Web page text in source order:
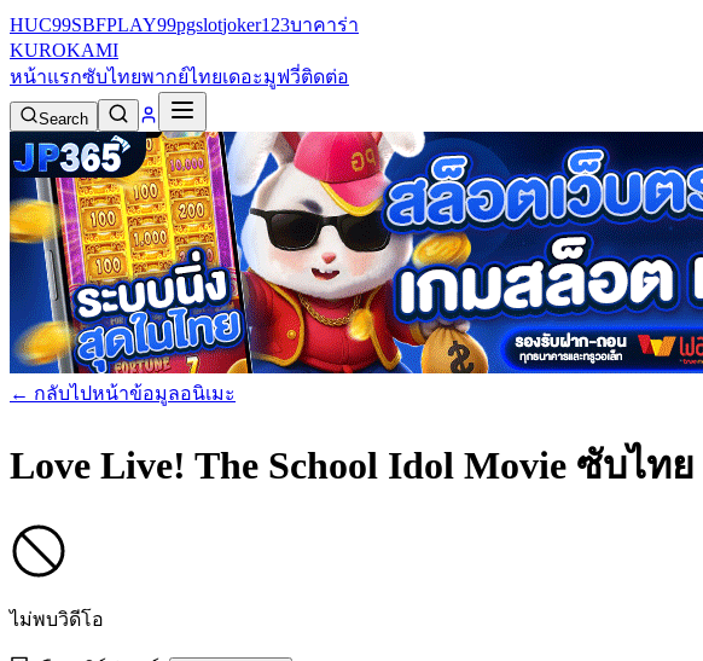
HUC99SBFPLAY99pgslotjoker123บาคาร่า
KUROKAMI
หน้าแรกซับไทยพากย์ไทยเดอะมูฟวี่ติดต่อ
Search
← กลับไปหน้าข้อมูลอนิเมะ
Love Live! The School Idol Movie ซับไทย
ไม่พบวิดีโอ